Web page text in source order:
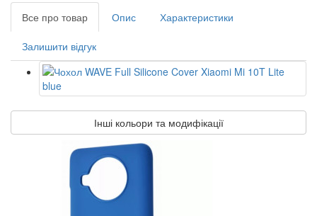
Все про товар Опис Характеристики
Залишити відгук
Інші кольори та модифікації